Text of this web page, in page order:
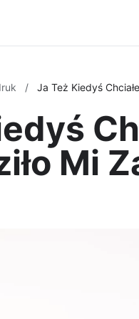
/ Ja Też Kiedyś
Mi